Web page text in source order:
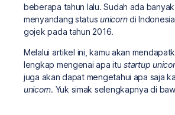
beberapa tahun lalu. Sudah ada banyak
menyandang statusunicorndi
gojek pada tahun 2016.
Melalui artikel ini, kamu akan
lengkap mengenai apa itustartup
juga akan dapat mengetahui apa saja
unicorn. Yuk simak selengkapnya di